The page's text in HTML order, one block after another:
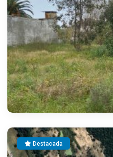
Destacada